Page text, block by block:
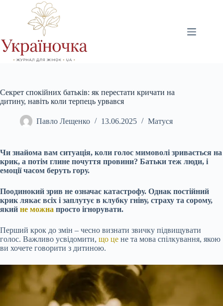
Секрет спокійних батьків: як перестати кричати на
дитину, навіть коли терпець урвався
Павло Лещенко 13.06.2025 Матуся
Чи знайома вам ситуація, коли голос мимоволі зривається на
крик, а потім глине почуття провини? Батьки теж люди, і
емоції часом беруть гору.
Поодинокий зрив не означає катастрофу. Однак постійний
крик лякає всіх і заплутує в клубку гніву, страху та сорому,
який не можна просто ігнорувати.
Перший крок до змін – чесно визнати звичку підвищувати
голос. Важливо усвідомити, що це не та мова спілкування, якою
ви хочете говорити з дитиною.